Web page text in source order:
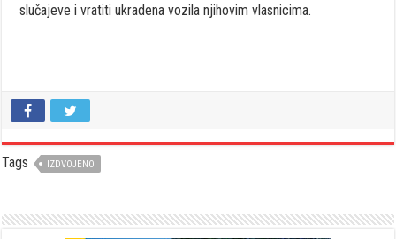
slučajeve i vratiti ukradena vozila njihovim vlasnicima.
Tags IZDVOJENO